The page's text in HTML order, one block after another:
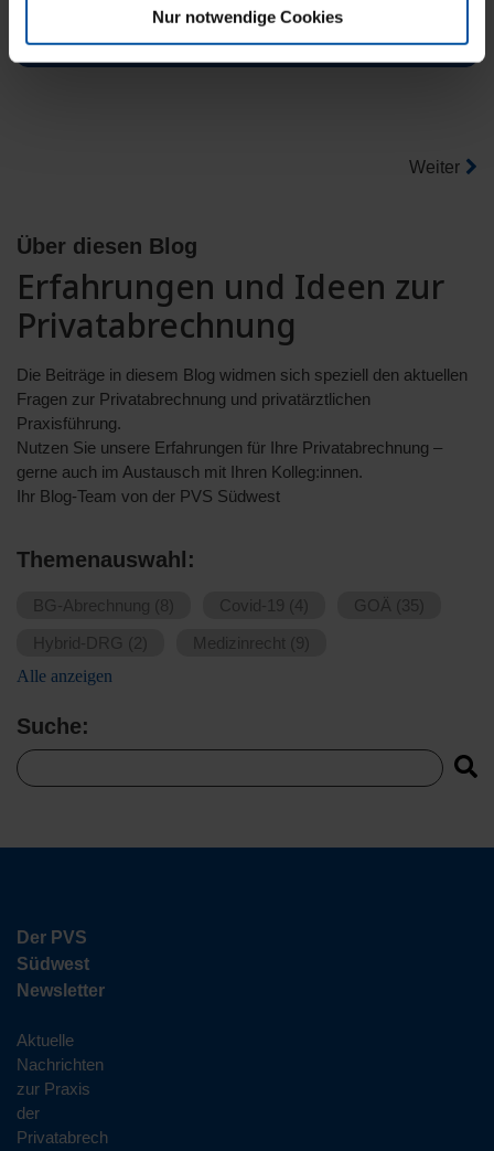
Nur notwendige Cookies
Jetzt lesen
Weiter
Über diesen Blog
Erfahrungen und Ideen zur
Privatabrechnung
Die Beiträge in diesem Blog widmen sich speziell den aktuellen
Fragen zur Privatabrechnung und privatärztlichen
Praxisführung.
Nutzen Sie unsere Erfahrungen für Ihre Privatabrechnung –
gerne auch im Austausch mit Ihren Kolleg:innen.
Ihr Blog-Team von der PVS Südwest
Themenauswahl:
BG-Abrechnung (8) Covid-19 (4) GOÄ (35)
Hybrid-DRG (2) Medizinrecht (9)
Alle anzeigen
Suche:
Dies ist ein Suchfeld mit einer automatischen
Der PVS
Südwest
Newsletter
Aktuelle
Nachrichten
zur Praxis
der
Privatabrech